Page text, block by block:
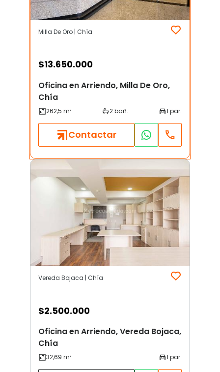
Milla De Oro | Chía
$13.650.000
Oficina en Arriendo, Milla De Oro,
Chía
Contactar
Vereda Bojaca | Chía
$2.500.000
Oficina en Arriendo, Vereda Bojaca,
Chía